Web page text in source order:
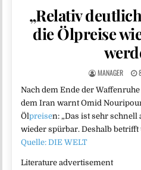
„Relativ
die Ölpreise
MANAGER
Nach dem Ende der
dem Iran warnt Omid
Ölpreisen: „Das ist sehr schnell
wieder spürbar. Deshalb betrifft
Quelle: DIE WELT
Literature advertisement